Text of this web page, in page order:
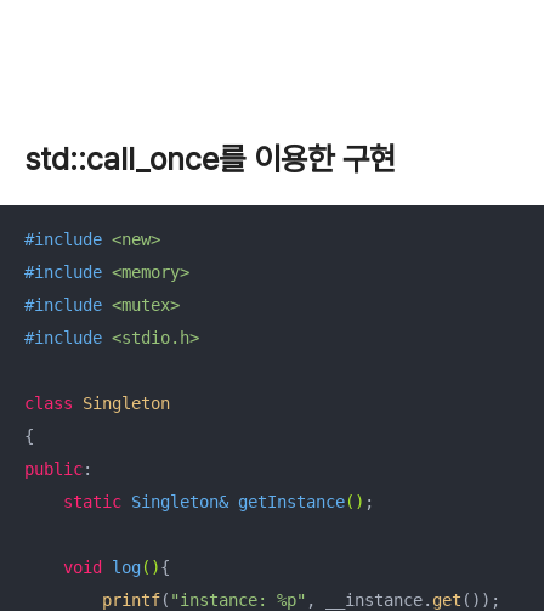
std::call_once를 이용한 구현
#include <new>
#include <memory>
#include <mutex>
#include <stdio.h>
class
Singleton
{
public:
static Singleton& getInstance() ;
void log (){
printf( "instance: %p" , __instance. get ());